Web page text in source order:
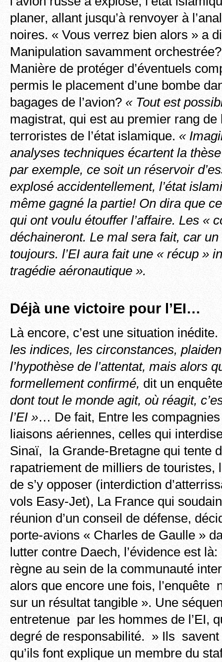
planer, allant jusqu’à renvoyer à
noires. « Vous verrez bien alors » a
Manipulation savamment
Manière de protéger d’éventuels
permis le placement d’une bombe
bagages de l’avion? « Tout est
magistrat, qui est au premier rang de
terroristes de l’état islamique. «
analyses techniques écartent la
par exemple, ce soit un réservoir
explosé accidentellement, l’état
même gagné la partie! On dira que
qui ont voulu étouffer l’affaire. Les «
déchaineront. Le mal sera fait, car
toujours. l’EI aura fait une « récup »
tragédie aéronautique ».
Déjà une victoire pour l’EI…
Là encore, c’est une situation inédite.
les indices, les circonstances,
l’hypothèse de l’attentat, mais alors
formellement confirmé, dit un
dont tout le monde agit, où réagit,
l’EI »… De fait, Entre les
liaisons aériennes, celles qui
Sinaï, la Grande-Bretagne qui tente
rapatriement de milliers de touristes,
de s’y opposer (interdiction
vols Easy-Jet), La France qui
réunion d’un conseil de défense,
porte-avions « Charles de Gaulle »
lutter contre Daech, l’évidence est
règne au sein de la communauté
alors que encore une fois, l’enquête
sur un résultat tangible ». Une
entretenue par les hommes de l’EI,
degré de responsabilité. » Ils savent
qu’ils font explique un membre du